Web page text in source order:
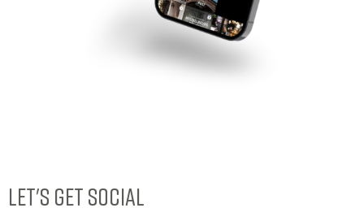
LET'S GET SOCIAL